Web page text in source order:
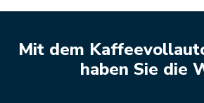
Mit dem
haben Sie die